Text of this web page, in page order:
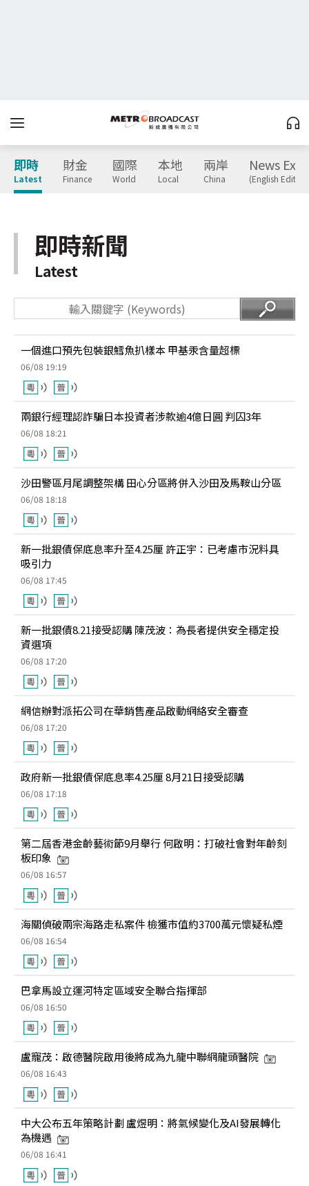
即時
Latest
財金
Finance
國際
World
本地
Local
兩岸
China
News
(English
即時新聞
Latest
一個進口預先包裝銀鱈魚扒樣本 甲基汞含量超標
06/08 19:19
兩銀行經理認詐騙日本投資者涉款逾4億日圓 判囚3年
06/08 18:21
沙田警區月尾調整架構 田心分區將併入沙田及馬鞍山分區
06/08 18:18
新一批銀債保底息率升至4.25厘 許正宇：已考慮市況料具
吸引力
06/08 17:45
新一批銀債8.21接受認購 陳茂波：為長者提供安全穩定投
資選項
06/08 17:20
網信辦對派拓公司在華銷售產品啟動網絡安全審查
06/08 17:20
政府新一批銀債保底息率4.25厘 8月21日接受認購
06/08 17:18
第二屆香港金齡藝術節9月舉行 何啟明：打破社會對年齡刻
板印象
06/08 16:57
海關偵破兩宗海路走私案件 檢獲市值約3700萬元懷疑私煙
06/08 16:54
巴拿馬設立運河特定區域安全聯合指揮部
06/08 16:50
盧寵茂：啟德醫院啟用後將成為九龍中聯網龍頭醫院
06/08 16:43
中大公布五年策略計劃 盧煜明：將氣候變化及AI發展轉化
為機遇
06/08 16:41